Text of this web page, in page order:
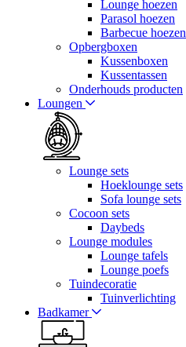
Lounge hoezen
Parasol hoezen
Barbecue hoezen
Opbergboxen
Kussenboxen
Kussentassen
Onderhouds producten
Loungen
Lounge sets
Hoeklounge sets
Sofa lounge sets
Cocoon sets
Daybeds
Lounge modules
Lounge tafels
Lounge poefs
Tuindecoratie
Tuinverlichting
Badkamer